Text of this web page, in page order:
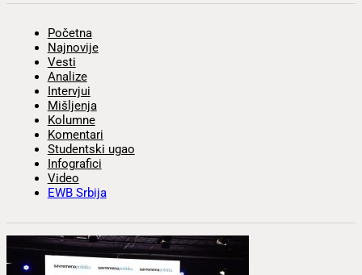
Početna
Najnovije
Vesti
Analize
Intervjui
Mišljenja
Kolumne
Komentari
Studentski ugao
Infografici
Video
EWB Srbija